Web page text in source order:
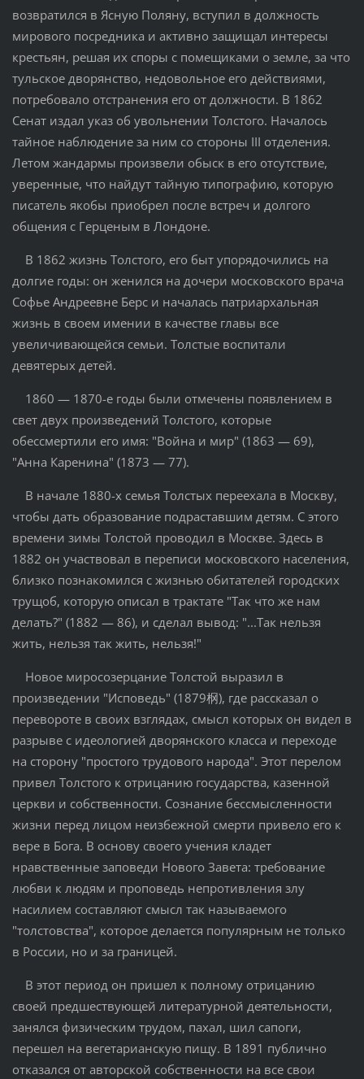
возвратился в Ясную Поляну, вступил в должность
мирового посредника и активно защищал интересы
крестьян, решая их споры с помещиками о земле, за что
тульское дворянство, недовольное его действиями,
потребовало отстранения его от должности. В 1862
Сенат издал указ об увольнении Толстого. Началось
тайное наблюдение за ним со стороны III отделения.
Летом жандармы произвели обыск в его отсутствие,
уверенные, что найдут тайную типографию, которую
писатель якобы приобрел после встреч и долгого
общения с Герценым в Лондоне.
В 1862 жизнь Толстого, его быт упорядочились на
долгие годы: он женился на дочери московского врача
Софье Андреевне Берс и началась патриархальная
жизнь в своем имении в качестве главы все
увеличивающейся семьи. Толстые воспитали
девятерых детей.
1860 — 1870-е годы были отмечены появлением в
свет двух произведений Толстого, которые
обессмертили его имя: "Война и мир" (1863 — 69),
"Анна Каренина" (1873 — 77).
В начале 1880-х семья Толстых переехала в Москву,
чтобы дать образование подраставшим детям. С этого
времени зимы Толстой проводил в Москве. Здесь в
1882 он участвовал в переписи московского населения,
близко познакомился с жизнью обитателей городских
трущоб, которую описал в трактате "Так что же нам
делать?" (1882 — 86), и сделал вывод: "...Так нельзя
жить, нельзя так жить, нельзя!"
Новое миросозерцание Толстой выразил в
произведении "Исповедь" (1879㭎), где рассказал о
перевороте в своих взглядах, смысл которых он видел в
разрыве с идеологией дворянского класса и переходе
на сторону "простого трудового народа". Этот перелом
привел Толстого к отрицанию государства, казенной
церкви и собственности. Сознание бессмысленности
жизни перед лицом неизбежной смерти привело его к
вере в Бога. В основу своего учения кладет
нравственные заповеди Нового Завета: требование
любви к людям и проповедь непротивления злу
насилием составляют смысл так называемого
"толстовства", которое делается популярным не только
в России, но и за границей.
В этот период он пришел к полному отрицанию
своей предшествующей литературной деятельности,
занялся физическим трудом, пахал, шил сапоги,
перешел на вегетарианскую пищу. В 1891 публично
отказался от авторской собственности на все свои